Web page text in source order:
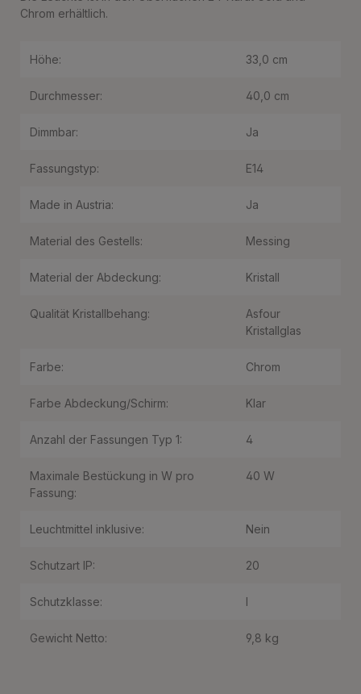
Chrom erhältlich.
Höhe: 33,0 cm
Durchmesser: 40,0 cm
Dimmbar: Ja
Fassungstyp: E14
Made in Austria: Ja
Material des Gestells: Messing
Material der Abdeckung: Kristall
Qualität Kristallbehang:
Asfour
Kristallglas
Farbe: Chrom
Farbe Abdeckung/Schirm: Klar
Anzahl der Fassungen Typ 1: 4
Maximale Bestückung in W pro
Fassung:
40 W
Leuchtmittel inklusive: Nein
Schutzart IP: 20
Schutzklasse: I
Gewicht Netto: 9,8 kg